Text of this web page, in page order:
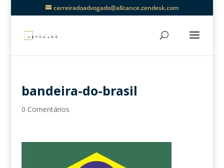
carreiradoadvogado@allcance.zendesk.com
bandeira-do-brasil
0 Comentários